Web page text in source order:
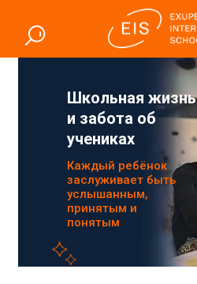
Каждый ребёнок
заслуживает быть
услышанным,
принятым и
понятым
Школьная жизнь
и забота об
учениках